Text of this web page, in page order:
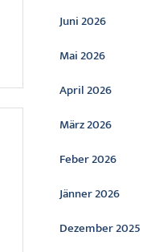
Juni 2026
Mai 2026
April 2026
März 2026
Feber 2026
Jänner 2026
Dezember 2025